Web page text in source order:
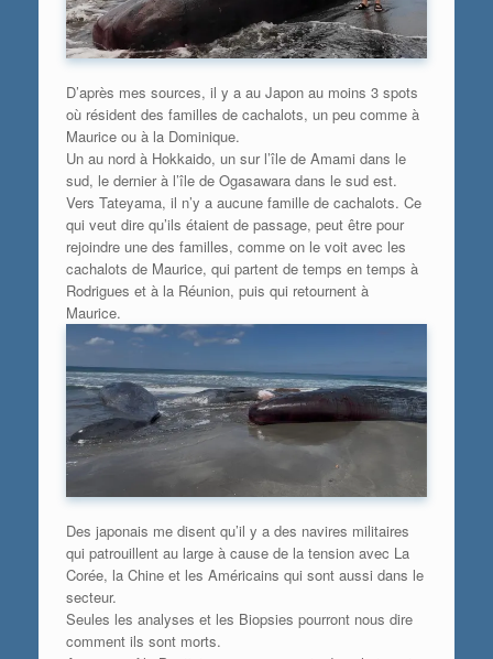
D’après mes sources, il y a au Japon au moins 3 spots
où résident des familles de cachalots, un peu comme à
Maurice ou à la Dominique.
Un au nord à Hokkaido, un sur l’île de Amami dans le
sud, le dernier à l’île de Ogasawara dans le sud est.
Vers Tateyama, il n’y a aucune famille de cachalots. Ce
qui veut dire qu’ils étaient de passage, peut être pour
rejoindre une des familles, comme on le voit avec les
cachalots de Maurice, qui partent de temps en temps à
Rodrigues et à la Réunion, puis qui retournent à
Maurice.
Des japonais me disent qu’il y a des navires militaires
qui patrouillent au large à cause de la tension avec La
Corée, la Chine et les Américains qui sont aussi dans le
secteur.
Seules les analyses et les Biopsies pourront nous dire
comment ils sont morts.